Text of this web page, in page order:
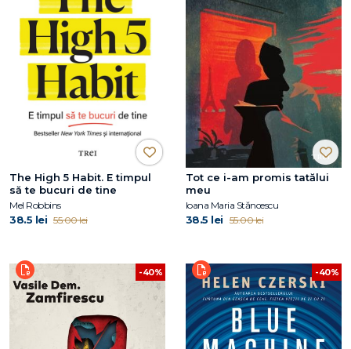
The High 5 Habit. E timpul
să te bucuri de tine
Mel Robbins
38.5 lei 55.00 lei
Tot ce i-am promis tatălui
meu
Ioana Maria Stăncescu
38.5 lei 55.00 lei
-40% -40%